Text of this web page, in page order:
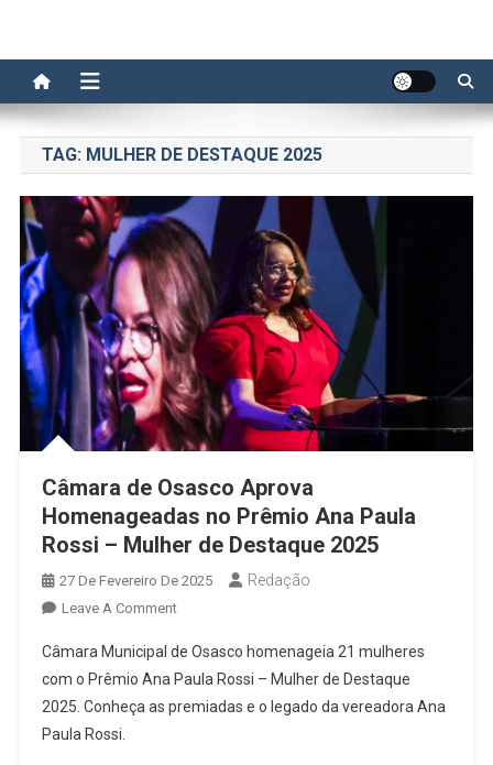
TAG: MULHER DE DESTAQUE 2025
Câmara de Osasco Aprova
Homenageadas no Prêmio Ana Paula
Rossi – Mulher de Destaque 2025
27 De Fevereiro De 2025 Redação
Leave A CommentOn
De
Osasco
Aprova
Câmara Municipal de Osasco homenageia 21 mulheres
com o Prêmio Ana Paula Rossi – Mulher de Destaque
2025. Conheça as premiadas e o legado da vereadora Ana
Paula Rossi.